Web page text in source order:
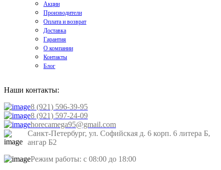
Акции
Производители
Оплата и возврат
Доставка
Гарантия
О компании
Контакты
Блог
Наши контакты:
8 (921) 596-39-95
8 (921) 597-24-09
horecamega95@gmail.com
Санкт-Петербург, ул. Софийская д. 6 корп. 6 литера Б,
ангар Б2
Режим работы: с 08:00 до 18:00